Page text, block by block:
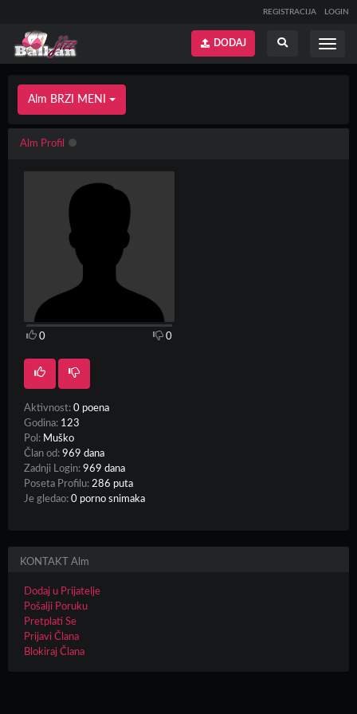
REGISTRACIJA LOGIN
Prikaži
DODAJ
Alm BRZI MENI
Alm Profil
0 0
Aktivnost: 0 poena
Godina: 123
Pol: Muško
Član od: 969 dana
Zadnji Login: 969 dana
Poseta Profilu: 286 puta
Je gledao: 0 porno snimaka
KONTAKT Alm
Dodaj u Prijatelje
Pošalji Poruku
Pretplati Se
Prijavi Člana
Blokiraj Člana